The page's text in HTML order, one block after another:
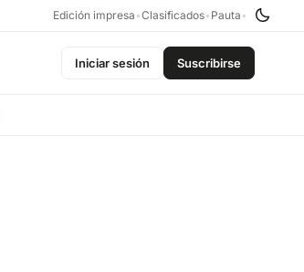
Edición impresa •Clasificados• Pauta •
Iniciar sesión Suscribirse